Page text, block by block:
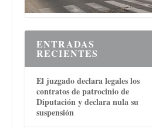
ENTRADAS
RECIENTES
El juzgado declara legales los
contratos de patrocinio de
Diputación y declara nula su
suspensión